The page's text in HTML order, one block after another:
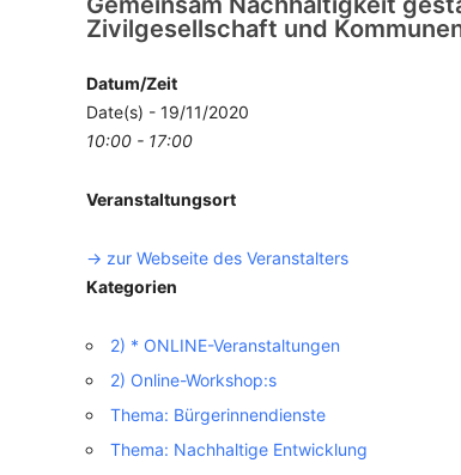
VERANSTALTER-
VERANSTALTUNG
EINREICHEN
VERANSTALTUNGSORTE
Zivilgesellschaft und
Datum/Zeit
Date(s) - 19/11/2020
10:00 - 17:00
Veranstaltungsort
-> zur Webseite des Veranstalters
Kategorien
2) * ONLINE-Veranstaltungen
2) Online-Workshop:s
Thema: Bürgerinnendienste
Thema: Nachhaltige Entwicklung